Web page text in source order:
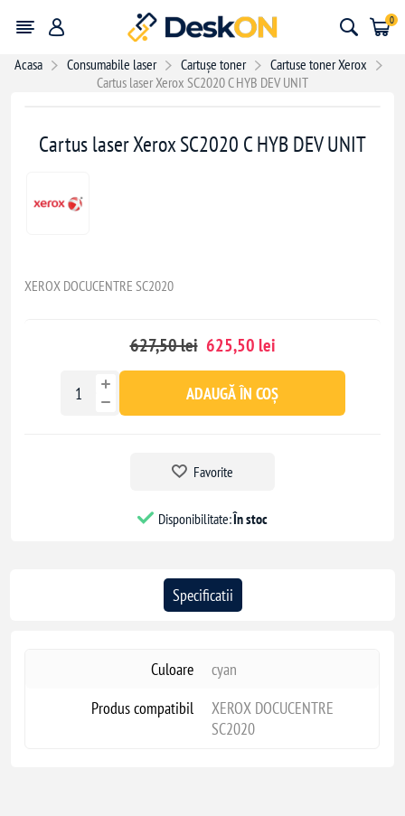
0
Acasa Consumabile laser Cartușe toner
Cartuse toner Xerox
Cartus laser Xerox SC2020 C HYB DEV UNIT
Cartus laser Xerox SC2020 C HYB DEV UNIT
XEROX DOCUCENTRE SC2020
627,50 lei 625,50 lei
ADAUGĂ ÎN COȘ
Favorite
Disponibilitate:În stoc
Specificatii
Culoare
cyan
Produs compatibil
XEROX DOCUCENTRE
SC2020